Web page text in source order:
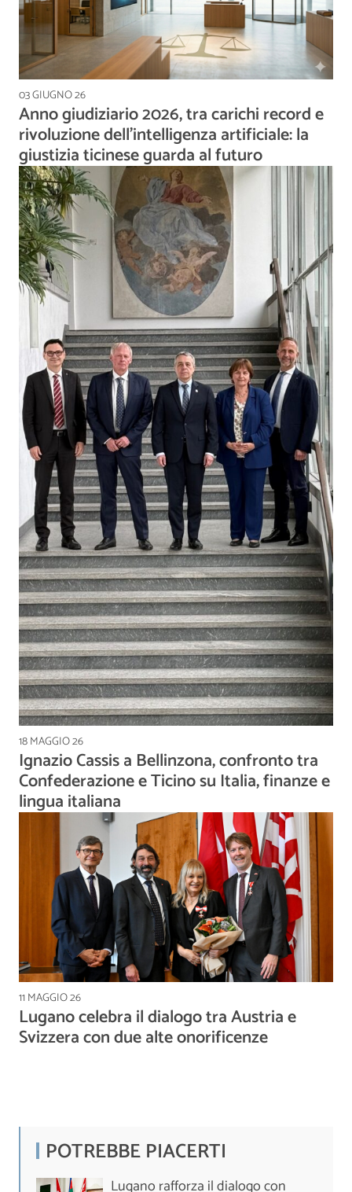
03 GIUGNO 26
Anno giudiziario 2026, tra carichi record e
rivoluzione dell’intelligenza artificiale: la
giustizia ticinese guarda al futuro
18 MAGGIO 26
Ignazio Cassis a Bellinzona, confronto tra
Confederazione e Ticino su Italia, finanze e
lingua italiana
11 MAGGIO 26
Lugano celebra il dialogo tra Austria e
Svizzera con due alte onorificenze
POTREBBE PIACERTI
Lugano rafforza il dialogo con